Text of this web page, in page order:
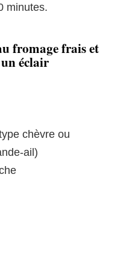
minutes.
fromage frais et
éclair
chèvre ou
ail)